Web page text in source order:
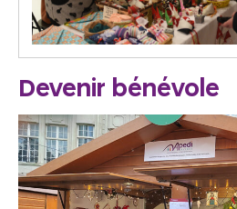
Devenir bénévole